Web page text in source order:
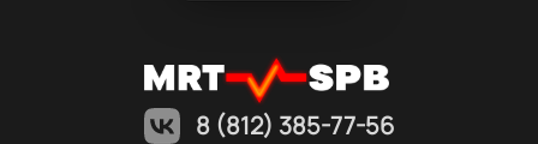
8 (812) 385-77-56